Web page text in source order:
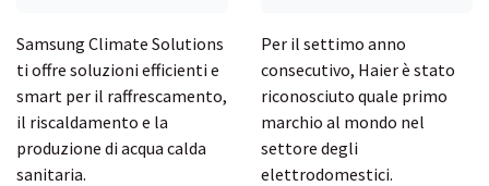
Samsung Climate Solutions
ti offre soluzioni efficienti e
smart per il raffrescamento,
il riscaldamento e la
produzione di acqua calda
sanitaria.
Per il settimo anno
consecutivo, Haier è stato
riconosciuto quale primo
marchio al mondo nel
settore degli
elettrodomestici.